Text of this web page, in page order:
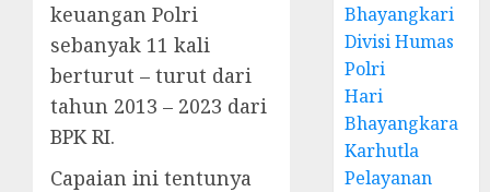
keuangan Polri
sebanyak 11 kali
berturut – turut dari
tahun 2013 – 2023 dari
BPK RI.
Capaian ini tentunya
Bhayangkari
Divisi Humas
Polri
Hari
Bhayangkara
Karhutla
Pelayanan